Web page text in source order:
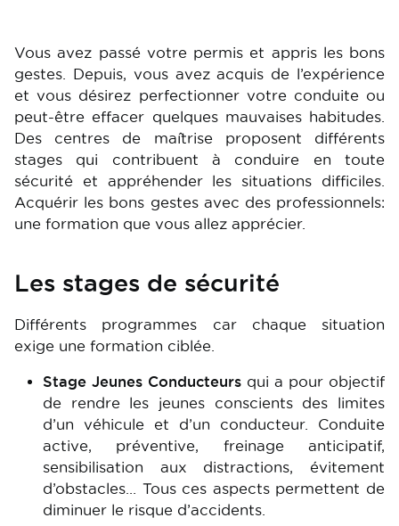
Vous avez passé votre permis et appris les bons
gestes. Depuis, vous avez acquis de l’expérience
et vous désirez perfectionner votre conduite ou
peut-être effacer quelques mauvaises habitudes.
Des centres de maîtrise proposent différents
stages qui contribuent à conduire en toute
sécurité et appréhender les situations difficiles.
Acquérir les bons gestes avec des professionnels:
une formation que vous allez apprécier.
Les stages de sécurité
Différents programmes car chaque situation
exige une formation ciblée.
Stage Jeunes Conducteurs qui a pour objectif
de rendre les jeunes conscients des limites
d’un véhicule et d’un conducteur. Conduite
active, préventive, freinage anticipatif,
sensibilisation aux distractions, évitement
d’obstacles… Tous ces aspects permettent de
diminuer le risque d’accidents.